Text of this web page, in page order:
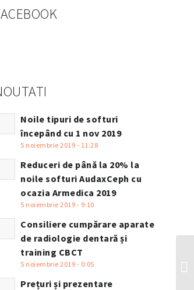
Noile tipuri de softuri
începând cu 1 nov 2019
5 noiembrie 2019 - 11:28
Reduceri de până la 20% la
noile softuri AudaxCeph cu
ocazia Armedica 2019
5 noiembrie 2019 - 9:10
Consiliere cumpărare aparate
de radiologie dentară și
training CBCT
5 noiembrie 2019 - 0:05
Prețuri și prezentare